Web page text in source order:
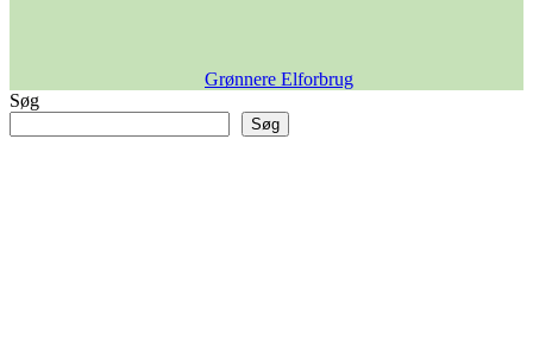
Grønnere Elforbrug
Søg
Søg